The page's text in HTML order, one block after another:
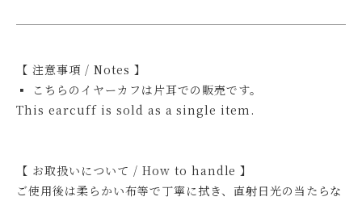
【 注意事項 / Notes 】
▪ こちらのイヤーカフは片耳での販売です。
This earcuff is sold as a single item.
【 お取扱いについて / How to handle 】
ご使用後は柔らかい布等で丁寧に拭き、直射日光の当たらな